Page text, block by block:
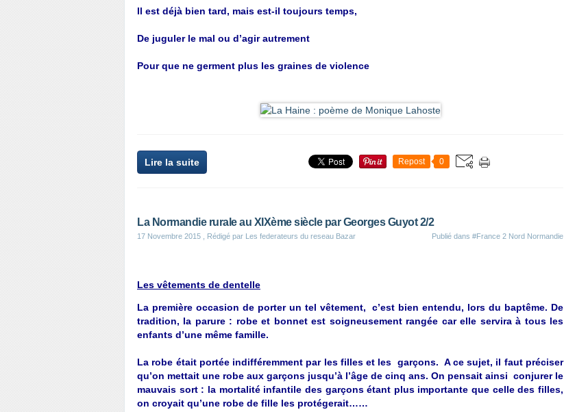
Il est déjà bien tard, mais est-il toujours temps,
De juguler le mal ou d’agir autrement
Pour que ne germent plus les graines de violence
Lire la suite Repost 0
La Normandie rurale au XIXème siècle par Georges Guyot 2/2
17 Novembre 2015 , Rédigé par Les federateurs du reseau Bazar Publié dans #France 2 Nord Normandie
Les vêtements de dentelle
La première occasion de porter un tel vêtement, c’est bien entendu, lors du baptême. De
tradition, la parure : robe et bonnet est soigneusement rangée car elle servira à tous les
enfants d’une même famille.
La robe était portée indifféremment par les filles et les garçons. A ce sujet, il faut préciser
qu’on mettait une robe aux garçons jusqu’à l’âge de cinq ans. On pensait ainsi conjurer le
mauvais sort : la mortalité infantile des garçons étant plus importante que celle des filles,
on croyait qu’une robe de fille les protégerait……